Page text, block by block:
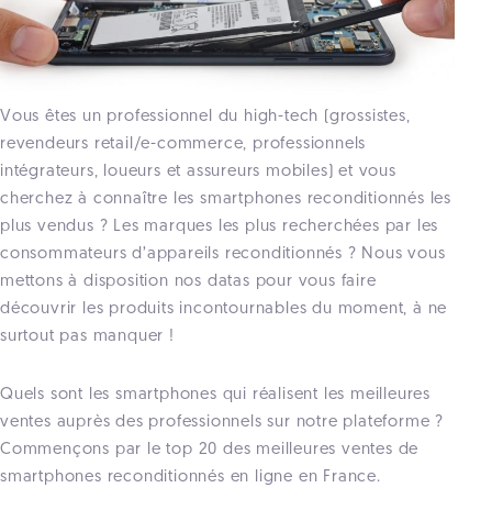
Vous êtes un professionnel du high-tech (grossistes,
revendeurs retail/e-commerce, professionnels
intégrateurs, loueurs et assureurs mobiles) et vous
cherchez à connaître les smartphones reconditionnés les
plus vendus ? Les marques les plus recherchées par les
consommateurs d’appareils reconditionnés ? Nous vous
mettons à disposition nos datas pour vous faire
découvrir les produits incontournables du moment, à ne
surtout pas manquer !
Quels sont les smartphones qui réalisent les meilleures
ventes auprès des professionnels sur notre plateforme ?
Commençons par le top 20 des meilleures ventes de
smartphones reconditionnés en ligne en France.